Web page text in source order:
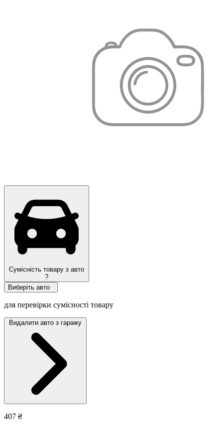
Сумісність товару з авто
?
Виберіть авто
для перевірки сумісності товару
Видалити авто з гаражу
407 ₴